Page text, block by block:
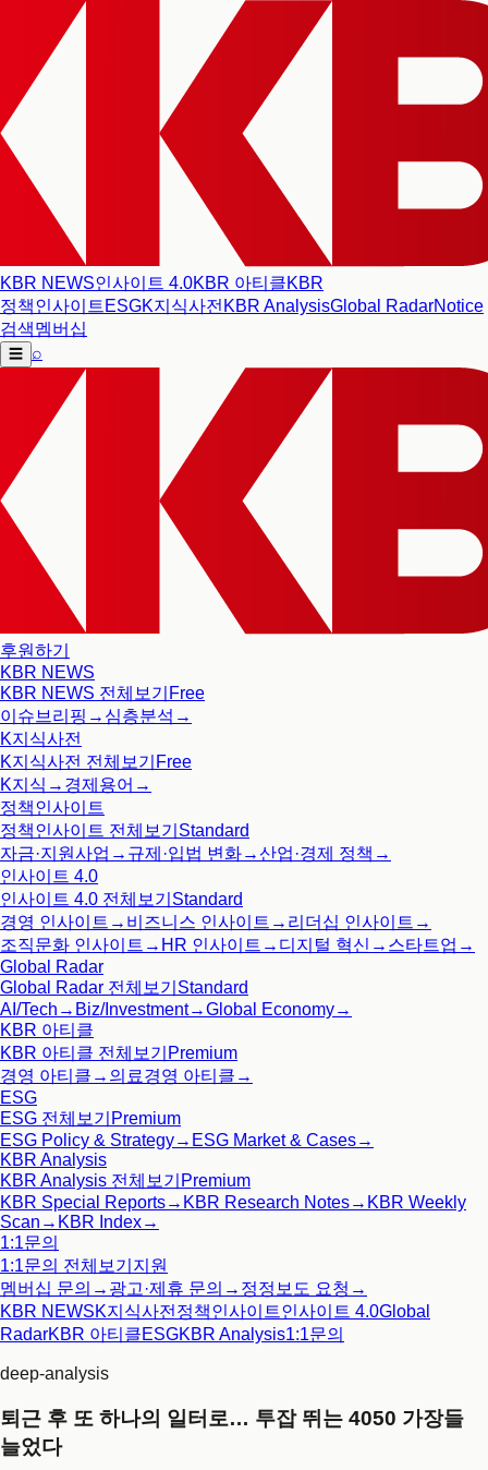
KBR NEWS인사이트 4.0KBR 아티클KBR
정책인사이트 ESGK지식사전 KBR AnalysisGlobal RadarNotice
검색멤버십
☰ ⌕
후원하기
KBR NEWS
KBR NEWS 전체보기 Free
이슈브리핑 → 심층분석 →
K지식사전
K지식사전 전체보기 Free
K지식 → 경제용어 →
정책인사이트
정책인사이트 전체보기 Standard
자금·지원사업 → 규제·입법 변화→산업·경제 정책 →
인사이트 4.0
인사이트 4.0 전체보기 Standard
경영 인사이트 → 비즈니스 인사이트 → 리더십 인사이트 →
조직문화 인사이트 → HR 인사이트 → 디지털 혁신 → 스타트업 →
Global Radar
Global Radar 전체보기 Standard
AI/Tech → Biz/Investment→Global Economy→
KBR 아티클
KBR 아티클 전체보기 Premium
경영 아티클 → 의료경영 아티클 →
ESG
ESG 전체보기 Premium
ESG Policy & Strategy→ ESG Market & Cases→
KBR Analysis
KBR Analysis 전체보기 Premium
KBR Special Reports→ KBR Research Notes→ KBR Weekly
Scan → KBR Index→
1:1문의
1:1문의 전체보기 지원
멤버십 문의 → 광고·제휴 문의 → 정정보도 요청 →
KBR NEWSK지식사전 정책인사이트인사이트 4.0Global
RadarKBR 아티클ESGKBR Analysis1:1문의
deep-analysis
퇴근 후 또 하나의 일터로… 투잡 뛰는 4050 가장들
늘었다